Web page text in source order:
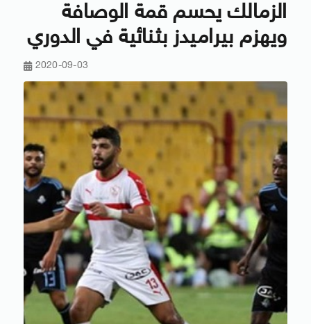
الزمالك يحسم قمة الوصافة
ويهزم بيراميدز بثنائية في الدوري
2020-09-03